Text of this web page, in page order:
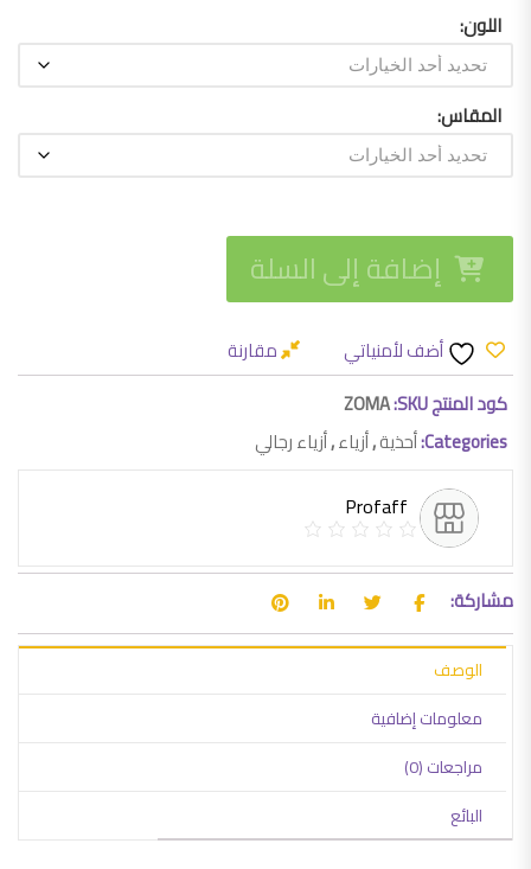
اللون
المقاس
إضافة إلى السلة
أضف لأمنياتي
مقارنة
كود المنتج SKU:
ZOMA
Categories: أحذية,أزياء,أزياء رجالي
Profaff
مشاركة:
الوصف
معلومات إضافية
مراجعات (0)
البائع